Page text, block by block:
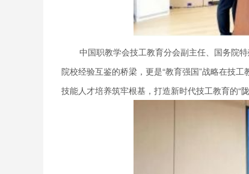
中国职教学会技工教育分会副主任、国务院
院校经验互鉴的桥梁，更是“教育强国”战略在技
技能人才培养筑牢根基，打造新时代技工教育的“陇